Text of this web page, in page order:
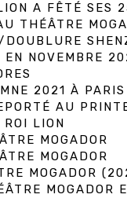
A FÊTÉ SES
THÉÂTRE
NOVEMBRE
2021 À PARIS
AU
ROI LION
MOGADOR
MOGADOR
MOGADOR
MOGADOR